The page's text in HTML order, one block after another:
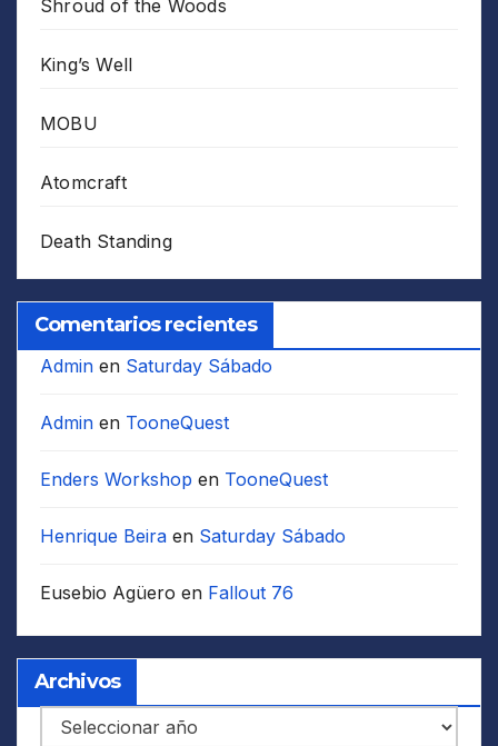
Shroud of the Woods
King’s Well
MOBU
Atomcraft
Death Standing
Comentarios recientes
Admin en Saturday Sábado
Admin en TooneQuest
Enders Workshop en TooneQuest
Henrique Beira en Saturday Sábado
Eusebio Agüero en Fallout 76
Archivos
Archivos